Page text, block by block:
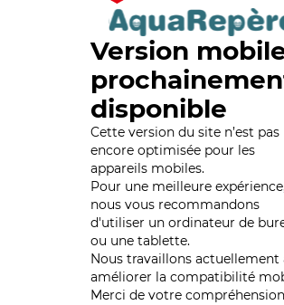
Version
disponible
Cette version du site n’est pas
encore optimisée pour les
appareils mobiles.
Pour une meilleure
nous vous recommandons
d'utiliser un ordinateur de
ou une tablette.
Nous travaillons actuellement
améliorer la compatibilité
Merci de votre